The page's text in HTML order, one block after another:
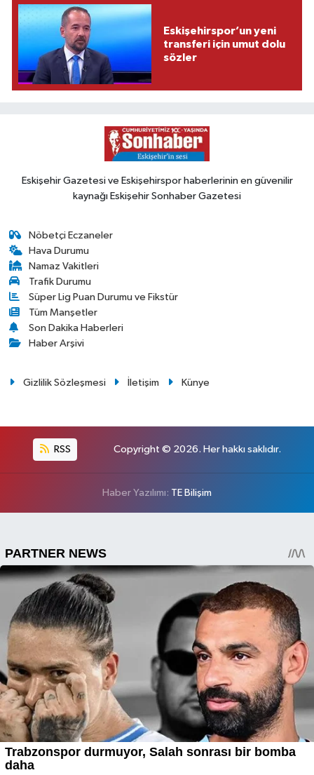
Eskişehirspor’un yeni
transferi için umut dolu
sözler
Eskişehir Gazetesi ve Eskişehirspor haberlerinin en güvenilir
kaynağı Eskişehir Sonhaber Gazetesi
Nöbetçi Eczaneler
Hava Durumu
Namaz Vakitleri
Trafik Durumu
Süper Lig Puan Durumu ve Fikstür
Tüm Manşetler
Son Dakika Haberleri
Haber Arşivi
Gizlilik Sözleşmesi İletişim Künye
RSS Copyright © 2026. Her hakkı saklıdır.
Haber Yazılımı: TE Bilişim